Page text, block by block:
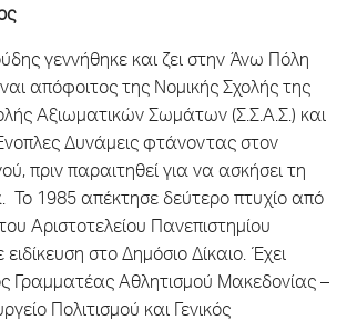
γεννήθηκε και ζει στην Άνω Πόλη
απόφοιτος της Νομικής Σχολής της
Αξιωματικών Σωμάτων (Σ.Σ.Α.Σ.) και
Δυνάμεις φτάνοντας στον
πριν παραιτηθεί για να ασκήσει τη
Το 1985 απέκτησε δεύτερο πτυχίο από
Αριστοτελείου Πανεπιστημίου
στο Δημόσιο Δίκαιο. Έχει
Γραμματέας Αθλητισμού Μακεδονίας –
Πολιτισμού και Γενικός